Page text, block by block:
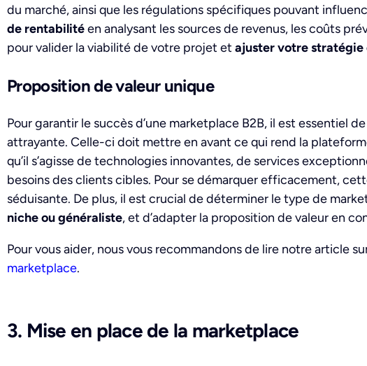
du marché, ainsi que les régulations spécifiques pouvant
de rentabilitéen analysant les sources de revenus, les coûts
pour valider la viabilité de votre projet et ajuster votre stratégie
Proposition de valeur unique
Pour garantir le succès d’une marketplace B2B, il est essentiel
attrayante. Celle-ci doit mettre en avant ce qui rend la
qu’il s’agisse de technologies innovantes, de services
besoins des clients cibles. Pour se démarquer efficacement,
séduisante. De plus, il est crucial de déterminer le type de
niche ou généraliste, et d’adapter la proposition de valeur en
Pour vous aider, nous vous recommandons de lire notre article
marketplace.
3. Mise en place de la marketplace